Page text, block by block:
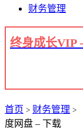
财务管理
终身成长VIP
首页 > 财务管理 >
度网盘 – 下载